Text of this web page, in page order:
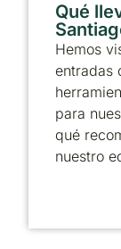
Qué
Hemos
entradas
para
qué
nuestro